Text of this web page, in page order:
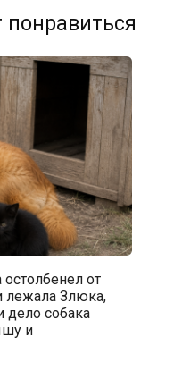
от
лежала Злюка,
дело собака
и